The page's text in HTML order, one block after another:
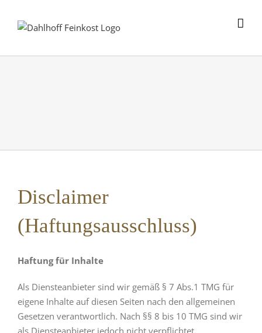
Disclaimer
(Haftungsausschluss)
Haftung für Inhalte
Als Diensteanbieter sind wir gemäß § 7 Abs.1 TMG für
eigene Inhalte auf diesen Seiten nach den allgemeinen
Gesetzen verantwortlich. Nach §§ 8 bis 10 TMG sind wir